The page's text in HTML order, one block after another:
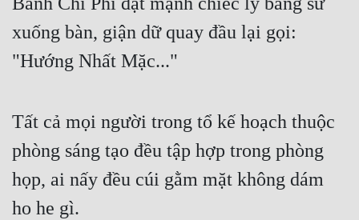
xuống bàn, giận dữ quay đầu lại gọi:
"Hướng Nhất Mặc..."
Tất cả mọi người trong tổ kế hoạch thuộc
phòng sáng tạo đều tập hợp trong phòng
họp, ai nấy đều cúi gằm mặt không dám
ho he gì.